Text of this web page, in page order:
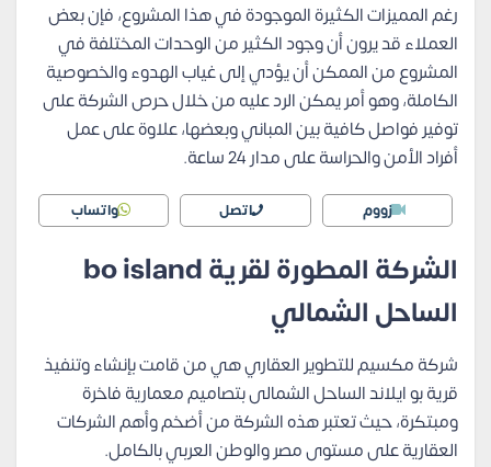
رغم المميزات الكثيرة الموجودة في هذا المشروع، فإن بعض
العملاء قد يرون أن وجود الكثير من الوحدات المختلفة في
المشروع من الممكن أن يؤدي إلى غياب الهدوء والخصوصية
الكاملة، وهو أمر يمكن الرد عليه من خلال حرص الشركة على
توفير فواصل كافية بين المباني وبعضها، علاوة على عمل
أفراد الأمن والحراسة على مدار 24 ساعة.
زووم اتصل واتساب
الشركة المطورة لقرية bo island
الساحل الشمالي
شركة مكسيم للتطوير العقاري هي من قامت بإنشاء وتنفيذ
قرية بو ايلاند الساحل الشمالى بتصاميم معمارية فاخرة
ومبتكرة، حيث تعتبر هذه الشركة من أضخم وأهم الشركات
العقارية على مستوى مصر والوطن العربي بالكامل.